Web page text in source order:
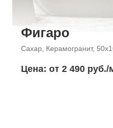
Фигаро
Сахар, Керамогранит,
Цена: от 2 490 руб./